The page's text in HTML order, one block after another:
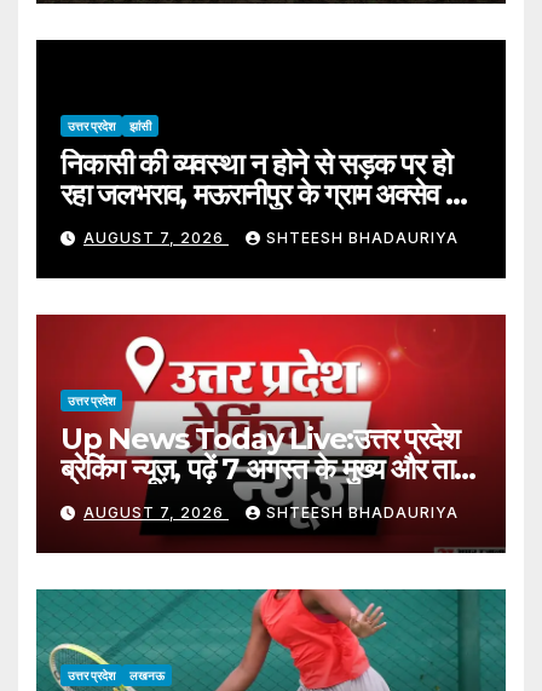
उत्तर प्रदेश झांसी
निकासी की व्यवस्था न होने से सड़क पर हो
रहा जलभराव, मऊरानीपुर के ग्राम अक्सेव का
मामला – Waterlogging On The
Road Due To Lack Of
Drainage; Incident Reported
From Aksev Village,
Mauranipur.
AUGUST 7, 2026 SHTEESH BHADAURIYA
उत्तर प्रदेश
Up News Today Live:उत्तर प्रदेश
ब्रेकिंग न्यूज़, पढ़ें 7 अगस्त के मुख्य और ताजा
समाचार – Up Breaking News
Live Updates: Uttar Pradesh
Latest News Today In Hindi 7
August 2026
AUGUST 7, 2026 SHTEESH BHADAURIYA
उत्तर प्रदेश लखनऊ